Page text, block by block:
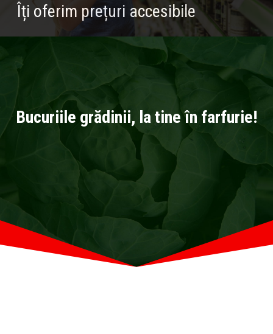
Îți oferim prețuri accesibile
Bucuriile grădinii, la tine în farfurie!